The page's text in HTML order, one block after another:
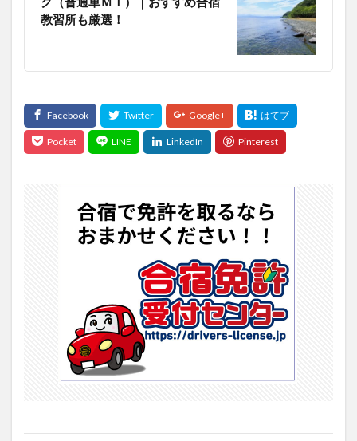
教習所も厳選！